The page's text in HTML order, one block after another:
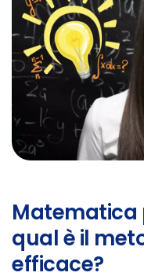
Matematica
qual è il
efficace?